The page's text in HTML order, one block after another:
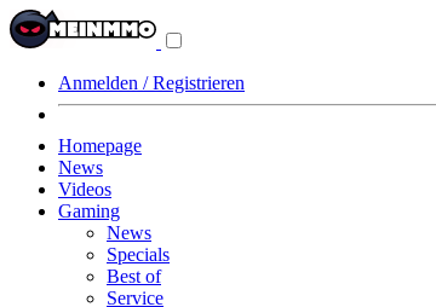
Anmelden / Registrieren
Homepage
News
Videos
Gaming
News
Specials
Best of
Service